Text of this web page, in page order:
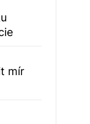
mír